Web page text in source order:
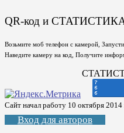
QR-код и СТАТИСТИКА
Возьмите моб телефон с камерой,
Наведите камеру на код, Получите
Сайт начал работу 10 октября 2014
Вход для авторов